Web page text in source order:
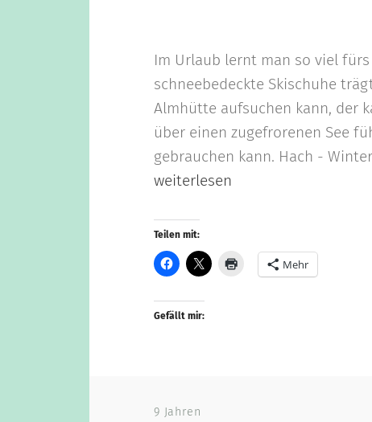
Im Urlaub lernt man so viel
schneebedeckte Skischuhe
Almhütte aufsuchen kann, der
über einen zugefrorenen See
gebrauchen kann. Hach -
weiterlesen
Teilen mit:
Mehr
Gefällt mir:
9 Jahren